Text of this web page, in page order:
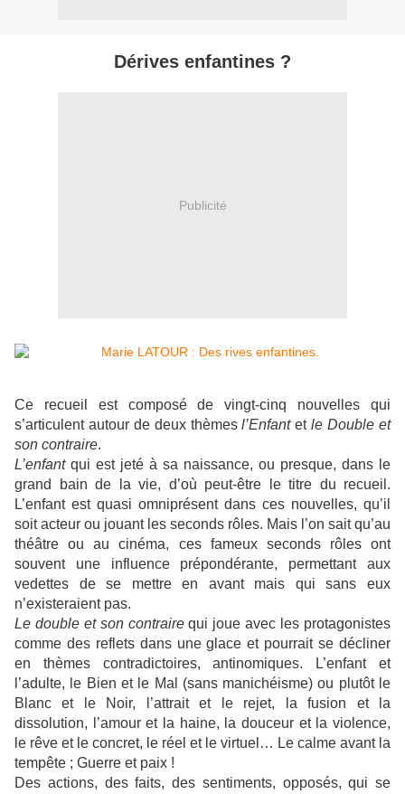
Dérives enfantines ?
Publicité
Ce recueil est composé de vingt-cinq nouvelles qui
s’articulent autour de deux thèmesl’Enfantetle Double et
son contraire.
L’enfantqui est jeté à sa naissance, ou presque, dans le
grand bain de la vie, d’où peut-être le titre du recueil.
L’enfant est quasi omniprésent dans ces nouvelles, qu’il
soit acteur ou jouant les seconds rôles. Mais l’on sait qu’au
théâtre ou au cinéma, ces fameux seconds rôles ont
souvent une influence prépondérante, permettant aux
vedettes de se mettre en avant mais qui sans eux
n’existeraient pas.
Le double et son contrairequi joue avec les protagonistes
comme des reflets dans une glace et pourrait se décliner
en thèmes contradictoires, antinomiques. L’enfant et
l’adulte, le Bien et le Mal (sans manichéisme) ou plutôt le
Blanc et le Noir, l’attrait et le rejet, la fusion et la
dissolution, l’amour et la haine, la douceur et la violence,
le rêve et le concret, le réel et le virtuel… Le calme avant la
tempête ; Guerre et paix !
Des actions, des faits, des sentiments, opposés, qui se